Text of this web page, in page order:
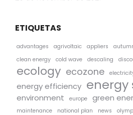
ETIQUETAS
advantages agrivoltaic appliers
clean energy
cold wave descaling
ecology ecozone
energy efficiency energy
environment europe green
maintenance national plan news